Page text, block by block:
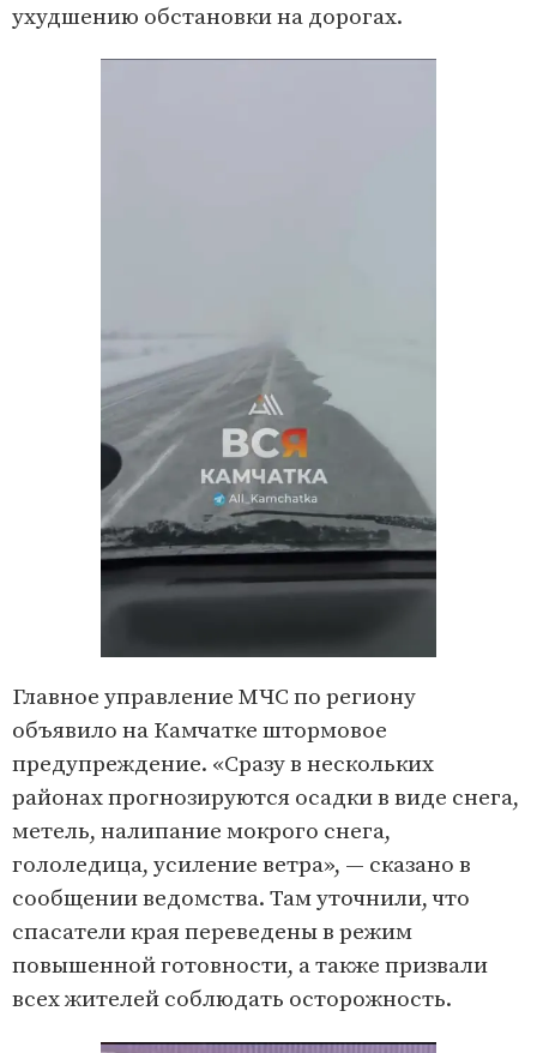
ухудшению обстановки на дорогах.
Главное управление МЧС по региону
объявило на Камчатке штормовое
предупреждение. «Сразу в нескольких
районах прогнозируются осадки в виде снега,
метель, налипание мокрого снега,
гололедица, усиление ветра», — сказано в
сообщении ведомства. Там уточнили, что
спасатели края переведены в режим
повышенной готовности, а также призвали
всех жителей соблюдать осторожность.